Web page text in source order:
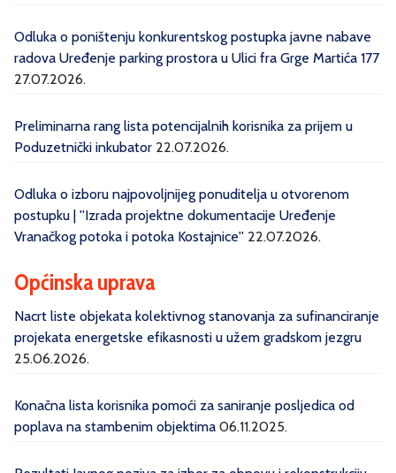
Odluka o poništenju konkurentskog postupka javne nabave
radova Uređenje parking prostora u Ulici fra Grge Martića 177
27.07.2026.
Preliminarna rang lista potencijalnih korisnika za prijem u
Poduzetnički inkubator 22.07.2026.
Odluka o izboru najpovoljnijeg ponuditelja u otvorenom
postupku | ''Izrada projektne dokumentacije Uređenje
Vranačkog potoka i potoka Kostajnice'' 22.07.2026.
Općinska uprava
Nacrt liste objekata kolektivnog stanovanja za sufinanciranje
projekata energetske efikasnosti u užem gradskom jezgru
25.06.2026.
Konačna lista korisnika pomoći za saniranje posljedica od
poplava na stambenim objektima 06.11.2025.